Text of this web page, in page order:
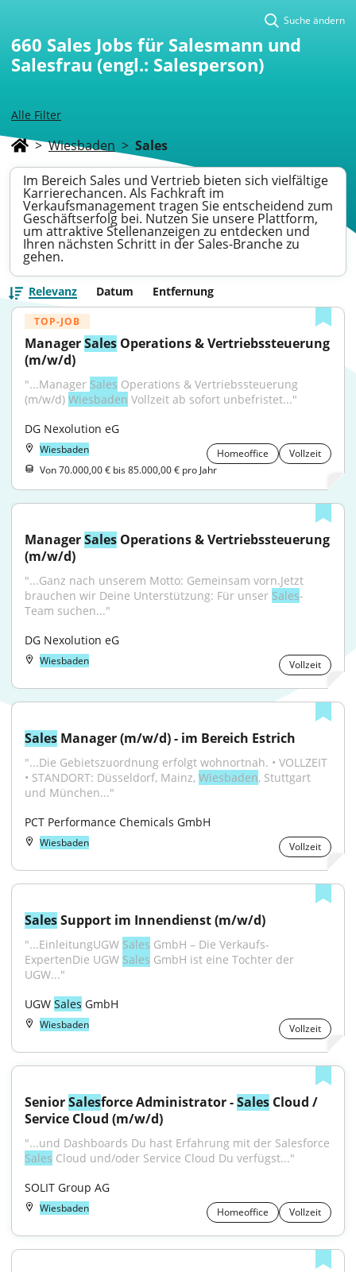
Alle Filter
Suche ändern
660 Sales Jobs für Salesmann und
Salesfrau (engl.: Salesperson)
> Wiesbaden > Sales
Im Bereich Sales und Vertrieb bieten sich vielfältige
Karrierechancen. Als Fachkraft im
Verkaufsmanagement tragen Sie entscheidend zum
Geschäftserfolg bei. Nutzen Sie unsere Plattform,
um attraktive Stellenanzeigen zu entdecken und
Ihren nächsten Schritt in der Sales-Branche zu
gehen.
Relevanz Datum Entfernung
TOP-JOB
Manager Sales Operations & Vertriebssteuerung
(m/w/d)
"...Manager Sales Operations & Vertriebssteuerung
(m/w/d) Wiesbaden Vollzeit ab sofort unbefristet..."
DG Nexolution eG
Wiesbaden Homeoffice
Vollzeit
Von 70.000,00 € bis 85.000,00 € pro Jahr
Manager Sales Operations & Vertriebssteuerung
(m/w/d)
"...Ganz nach unserem Motto: Gemeinsam vorn.Jetzt
brauchen wir Deine Unterstützung: Für unser Sales-
Team suchen..."
DG Nexolution eG
Wiesbaden Vollzeit
Sales Manager (m/w/d) - im Bereich Estrich
"...Die Gebietszuordnung erfolgt wohnortnah. • VOLLZEIT
• STANDORT: Düsseldorf, Mainz, Wiesbaden, Stuttgart
und München..."
PCT Performance Chemicals GmbH
Wiesbaden Vollzeit
Sales Support im Innendienst (m/w/d)
"...EinleitungUGW Sales GmbH – Die Verkaufs-
ExpertenDie UGW Sales GmbH ist eine Tochter der
UGW..."
UGW Sales GmbH
Wiesbaden Vollzeit
Senior Salesforce Administrator - Sales Cloud /
Service Cloud (m/w/d)
Sales Cloud und/oder Service Cloud Du verfügst..."
SOLIT Group AG
Wiesbaden Homeoffice Vollzeit